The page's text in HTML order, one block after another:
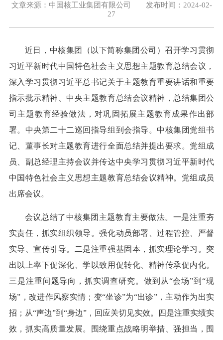
文章来源：中国核工业集团有限公司 发布时间：2024-02-
27
近日，中核集团（以下简称集团公司）召开学习贯彻
习近平新时代中国特色社会主义思想主题教育总结会议，
深入学习贯彻习近平总书记关于主题教育重要讲话和重要
指示批示精神、中央主题教育总结会议精神，总结集团公
司主题教育经验做法，对巩固拓展主题教育成果作出部
署。中央第二十二巡回指导组到会指导。中核集团党组书
记、董事长对主题教育进行全面总结并提出要求。党组成
员、副总经理主持会议并传达中央学习贯彻习近平新时代
中国特色社会主义思想主题教育总结会议精神。党组成员
出席会议。
会议总结了中核集团主题教育主要做法。一是注重夯
实责任，抓实组织领导。强化动员部署、过程管控、严督
实导、宣传引导。二是注重强基固本，抓实理论学习。突
出以上率下促深化、学以致用促转化、精神传承促内化。
三是注重问题导向，抓实调查研究。做到从“会场”到“现
场”，改进作风察实情；变“坐诊”为“出诊”，主动作为出实
招；从“声边”到“身边”，回应关切见实效。四是注重实绩实
效，抓实高质量发展。围绕重点战略明举措、强担当，围